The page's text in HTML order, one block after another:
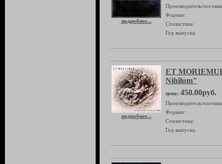
подробнее...
Производитель/
Формат:
Стилистика:
Год выпуска:
подробнее...
ET
Nihilum"
цена: 450.00руб.
Производитель/
Формат:
Стилистика:
Год выпуска: